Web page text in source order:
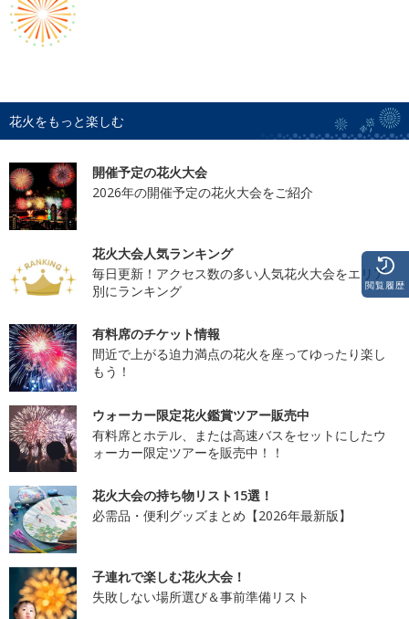
花火をもっと楽しむ
開催予定の花火大会
2026年の開催予定の花火大会をご紹介
花火大会人気ランキング
毎日更新！アクセス数の多い人気花火大会をエリア
別にランキング
有料席のチケット情報
間近で上がる迫力満点の花火を座ってゆったり楽し
もう！
ウォーカー限定花火鑑賞ツアー販売中
有料席とホテル、または高速バスをセットにしたウ
ォーカー限定ツアーを販売中！！
花火大会の持ち物リスト15選！
必需品・便利グッズまとめ【2026年最新版】
子連れで楽しむ花火大会！
失敗しない場所選び＆事前準備リスト
閲覧履歴